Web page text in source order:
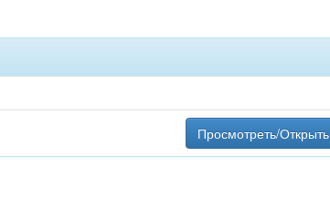
Просмотреть/Открыть